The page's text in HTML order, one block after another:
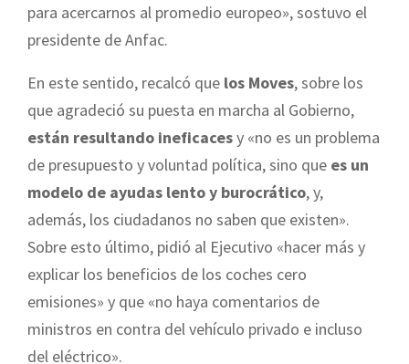
para acercarnos al promedio europeo», sostuvo el
presidente de Anfac.
En este sentido, recalcó que los Moves, sobre los
que agradeció su puesta en marcha al Gobierno,
están resultando ineficacesy «no es un problema
de presupuesto y voluntad política, sino que es un
modelo de ayudas lento y burocrático, y,
además, los ciudadanos no saben que existen».
Sobre esto último, pidió al Ejecutivo «hacer más y
explicar los beneficios de los coches cero
emisiones» y que «no haya comentarios de
ministros en contra del vehículo privado e incluso
del eléctrico».